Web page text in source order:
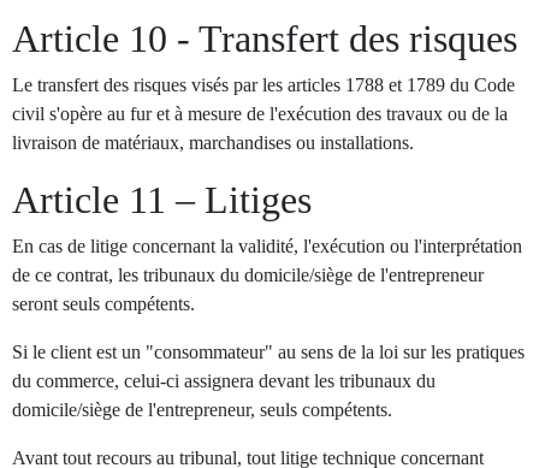
Article 10 - Transfert des risques
Le transfert des risques visés par les articles 1788 et 1789 du Code
civil s'opère au fur et à mesure de l'exécution des travaux ou de la
livraison de matériaux, marchandises ou installations.
Article 11 – Litiges
En cas de litige concernant la validité, l'exécution ou l'interprétation
de ce contrat, les tribunaux du domicile/siège de l'entrepreneur
seront seuls compétents.
Si le client est un "consommateur" au sens de la loi sur les pratiques
du commerce, celui-ci assignera devant les tribunaux du
domicile/siège de l'entrepreneur, seuls compétents.
Avant tout recours au tribunal, tout litige technique concernant